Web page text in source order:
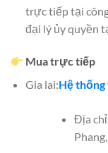
trực tiếp tại
đại lý ủy quyền
Mua trực tiếp
Gia lai:Hệ
Địa